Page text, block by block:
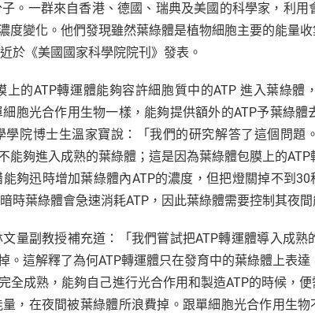
。一群來自香港、德國、瑞典及美國的科學家，利用
度變化。他們發現雖然葉綠體是植物細胞主要的能量
於《美國國家科學院院刊》發表。
的ATP轉運體能夠容許細胞質中的ATP 進入葉綠體
胞光合作用生物一樣，能夠提供額外的ATP予葉綠體
院博士生溫家寶說：「我們的研究解答了這個問題
能夠進入成熟的葉綠體；這是因為葉綠體包膜上的
夠迅時增加葉綠體內ATP的濃度，但把燈關掉不到
時葉綠體會急速消耗ATP，因此葉綠體需要控制其夜間
量副教授補充道：「我們嘗試把ATP轉運體導入成熟
。這解釋了為何ATP轉運體只在發育中的葉綠體上表
全成熟，能夠自己進行光合作用和製造ATP的時候，便
，在夜間被葉綠體所浪費掉。跟單細胞光合作用生